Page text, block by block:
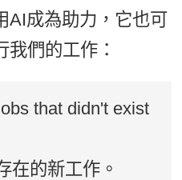
AI成為助力，它也可
們的工作：
that didn't exist
在的新工作。